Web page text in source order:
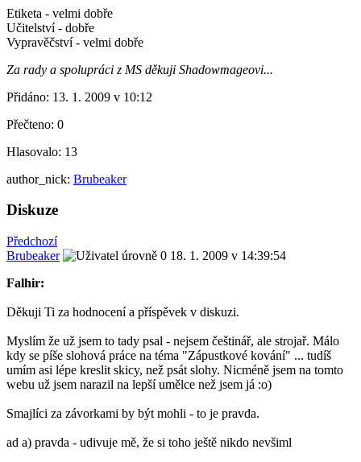
Etiketa - velmi dobře
Učitelství - dobře
Vypravěčství - velmi dobře
Za rady a spolupráci z MS děkuji Shadowmageovi...
Přidáno: 13. 1. 2009 v 10:12
Přečteno: 0
Hlasovalo: 13
author_nick: Brubeaker
Diskuze
Předchozí
Brubeaker
18. 1. 2009 v 14:39:54
Falhir:
Děkuji Ti za hodnocení a příspěvek v diskuzi.
Myslím že už jsem to tady psal - nejsem češtinář, ale strojař. Málo
kdy se píše slohová práce na téma "Zápustkové kování" ... tudíš
umím asi lépe kreslit skicy, než psát slohy. Nicméně jsem na tomto
webu už jsem narazil na lepší umělce než jsem já :o)
Smajlíci za závorkami by být mohli - to je pravda.
ad a) pravda - udivuje mě, že si toho ještě nikdo nevšiml